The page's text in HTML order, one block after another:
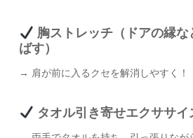
胸ストレッチ（ドアの縁
ばす）
→ 肩が前に入るクセを解消しやすく！
タオル引き寄せエクササイ